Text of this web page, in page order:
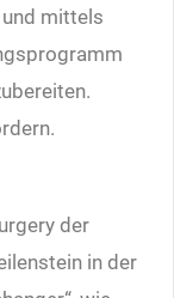
mittels
der
in der